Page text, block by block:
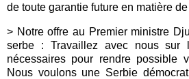
de toute garantie future en matière
> Notre offre au Premier ministre
serbe : Travaillez avec nous sur
nécessaires pour rendre possible
Nous voulons une Serbie